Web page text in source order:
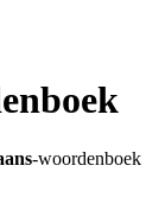
-woordenboek